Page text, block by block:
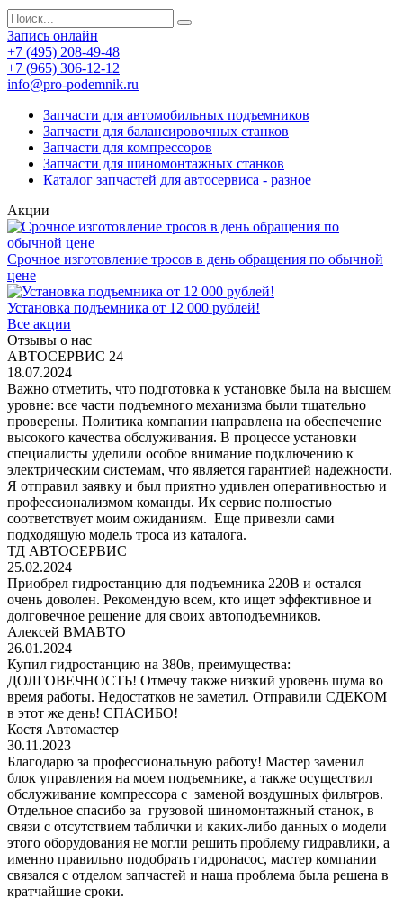
Запись онлайн
+7 (495) 208-49-48
+7 (965) 306-12-12
info@pro-podemnik.ru
Запчасти для автомобильных подъемников
Запчасти для балансировочных станков
Запчасти для компрессоров
Запчасти для шиномонтажных станков
Каталог запчастей для автосервиса - разное
Акции
Срочное изготовление тросов в день обращения по обычной
цене
Установка подъемника от 12 000 рублей!
Все акции
Отзывы о нас
АВТОСЕРВИС 24
18.07.2024
Важно отметить, что подготовка к установке была на высшем
уровне: все части подъемного механизма были тщательно
проверены. Политика компании направлена на обеспечение
высокого качества обслуживания. В процессе установки
специалисты уделили особое внимание подключению к
электрическим системам, что является гарантией надежности.
Я отправил заявку и был приятно удивлен оперативностью и
профессионализмом команды. Их сервис полностью
соответствует моим ожиданиям. Еще привезли сами
подходящую модель троса из каталога.
ТД АВТОСЕРВИС
25.02.2024
Приобрел гидростанцию для подъемника 220В и остался
очень доволен. Рекомендую всем, кто ищет эффективное и
долговечное решение для своих автоподъемников.
Алексей ВМАВТО
26.01.2024
Купил гидростанцию на 380в, преимущества:
ДОЛГОВЕЧНОСТЬ! Отмечу также низкий уровень шума во
время работы. Недостатков не заметил. Отправили СДЕКОМ
в этот же день! СПАСИБО!
Костя Автомастер
30.11.2023
Благодарю за профессиональную работу! Мастер заменил
блок управления на моем подъемнике, а также осуществил
обслуживание компрессора с заменой воздушных фильтров.
Отдельное спасибо за грузовой шиномонтажный станок, в
связи с отсутствием таблички и каких-либо данных о модели
этого оборудования не могли решить проблему гидравлики, а
именно правильно подобрать гидронасос, мастер компании
связался с отделом запчастей и наша проблема была решена в
кратчайшие сроки.